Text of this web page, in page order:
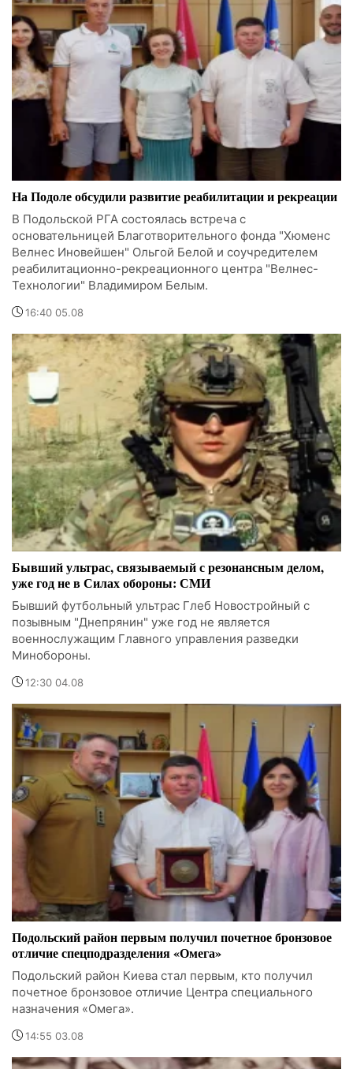
На Подоле обсудили развитие реабилитации и рекреации
В Подольской РГА состоялась встреча с
основательницей Благотворительного фонда "Хюменс
Велнес Иновейшен" Ольгой Белой и соучредителем
реабилитационно-рекреационного центра "Велнес-
Технологии" Владимиром Белым.
16:40 05.08
Бывший ультрас, связываемый с резонансным делом,
уже год не в Силах обороны: СМИ
Бывший футбольный ультрас Глеб Новостройный с
позывным "Днепрянин" уже год не является
военнослужащим Главного управления разведки
Минобороны.
12:30 04.08
Подольский район первым получил почетное бронзовое
отличие спецподразделения «Омега»
Подольский район Киева стал первым, кто получил
почетное бронзовое отличие Центра специального
назначения «Омега».
14:55 03.08